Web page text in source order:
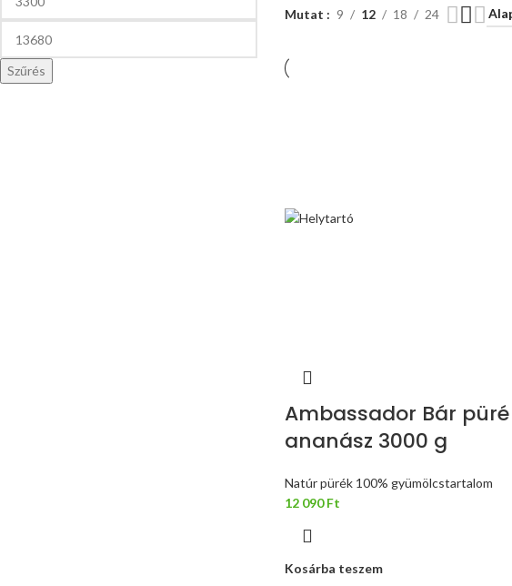
Szűrés
Mutat
9 12 18 24
Ambassador Bár püré
ananász 3000 g
Natúr pürék 100% gyümölcstartalom
12 090Ft
Kosárba teszem